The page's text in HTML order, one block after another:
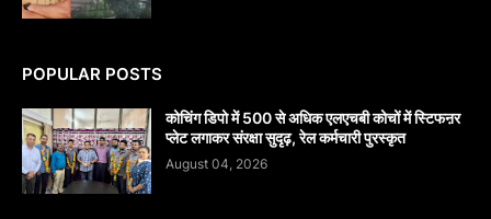
POPULAR POSTS
कोचिंग डिपो में 500 से अधिक एलएचबी कोचों में स्टिफऩर
प्लेट लगाकर संरक्षा सुदृढ़, रेल कर्मचारी पुरस्कृत
August 04, 2026